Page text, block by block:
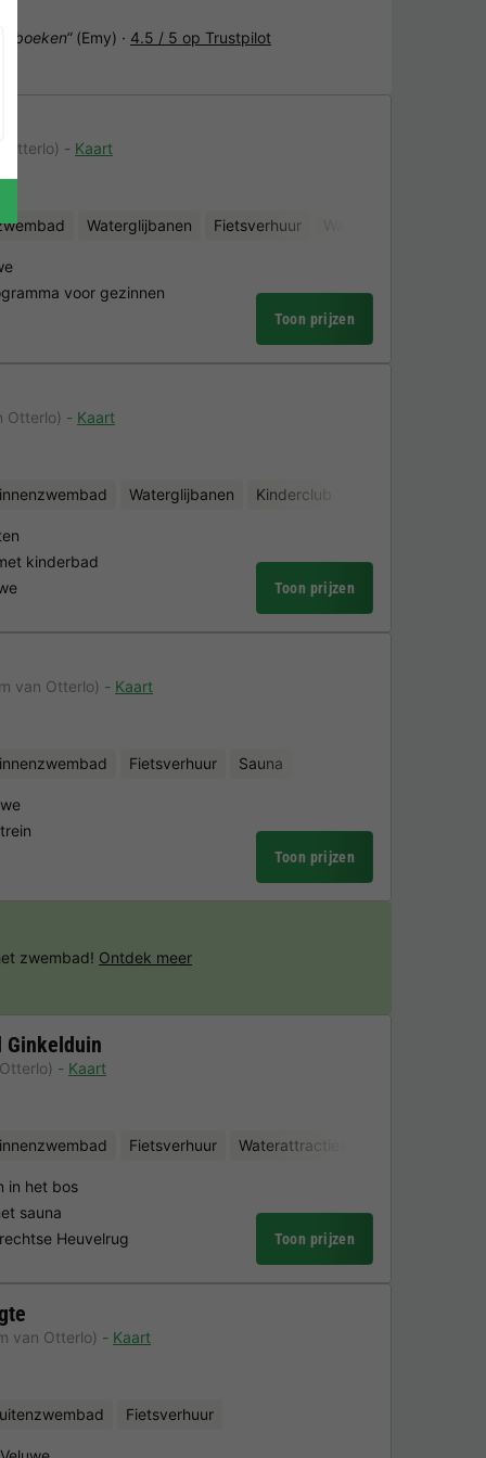
Otterlo)
Kaart
Waterglijbanen Fietsverhuur
voor gezinnen
Toon prijzen
Otterlo)
Kaart
Waterglijbanen Kinderclub
kinderbad
Toon prijzen
van Otterlo)
Kaart
Fietsverhuur Sauna
Toon prijzen
Ginkelduin
Kaart
Fietsverhuur Waterattracties
in het bos
sauna
Heuvelrug
Toon prijzen
van Otterlo)
Kaart
Fietsverhuur
boeken“(Emy) · 4.5 / 5 op Trustpilot
zwembad! Ontdek meer